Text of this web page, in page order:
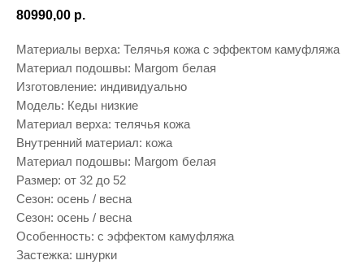
80990,00 р.
Материалы верха: Телячья кожа с эффектом камуфляжа
Материал подошвы: Margom белая
Изготовление: индивидуально
Модель: Кеды низкие
Материал верха: телячья кожа
Внутренний материал: кожа
Материал подошвы: Margom белая
Размер: от 32 до 52
Сезон: осень / весна
Сезон: осень / весна
Особенность: с эффектом камуфляжа
Застежка: шнурки